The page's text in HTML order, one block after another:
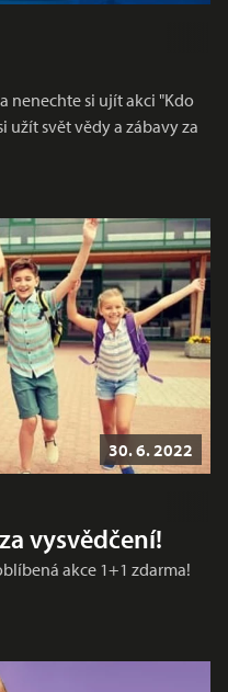
nenechte si ujít akci "Kdo
užít svět vědy a zábavy za
30. 6. 2022
vysvědčení!
akce 1+1 zdarma!